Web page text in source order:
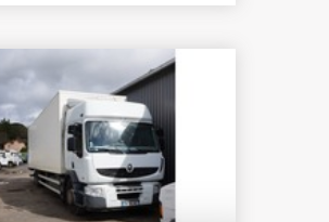
Poids à vide
2016. Elle sert de
depuis au depot.